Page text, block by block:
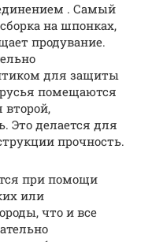
. Самый
на шпонках,
продувание.
для защиты
помещаются
второй,
Это делается для
прочность.
при помощи
или
что и все